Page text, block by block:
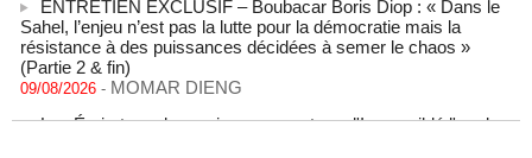
Sahel, l’enjeu n’est pas la lutte pour la démocratie mais la
résistance à des puissances décidées à semer le chaos »
(Partie 2 & fin)
09/08/2026 -MOMAR DIENG
Les Émirats arabes unis annoncent que l'Iran a ciblé l'un de